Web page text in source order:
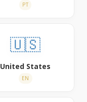
PT
🇺🇸
United States
EN